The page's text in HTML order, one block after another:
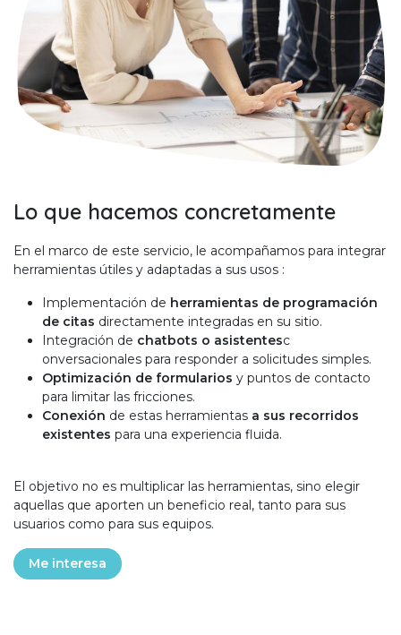
Lo que hacemos concretamente
En el marco de este servicio, le acompañamos para integrar
herramientas útiles y adaptadas a sus usos :
Implementación de herramientas de programación
de citas directamente integradas en su sitio.
Integración de chatbots o asistentesc
onversacionales para responder a solicitudes simples.
Optimización de formularios y puntos de contacto
para limitar las fricciones.
Conexión de estas herramientas a sus recorridos
existentes para una experiencia fluida.
El objetivo no es multiplicar las herramientas, sino elegir
aquellas que aporten un beneficio real, tanto para sus
usuarios como para sus equipos.
Me interesa